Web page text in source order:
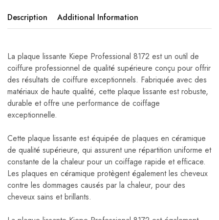
Description Additional Information
La plaque lissante Kiepe Professional 8172 est un outil de
coiffure professionnel de qualité supérieure conçu pour offrir
des résultats de coiffure exceptionnels. Fabriquée avec des
matériaux de haute qualité, cette plaque lissante est robuste,
durable et offre une performance de coiffage
exceptionnelle.
Cette plaque lissante est équipée de plaques en céramique
de qualité supérieure, qui assurent une répartition uniforme et
constante de la chaleur pour un coiffage rapide et efficace.
Les plaques en céramique protègent également les cheveux
contre les dommages causés par la chaleur, pour des
cheveux sains et brillants.